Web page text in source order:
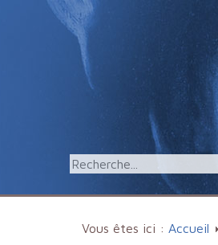
Vous êtes ici : Accueil